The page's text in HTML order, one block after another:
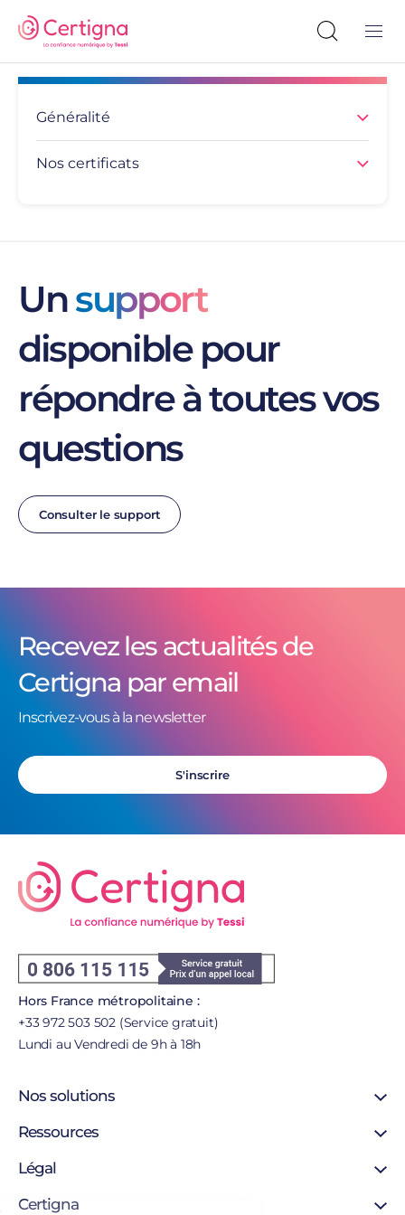
Généralité
Nos certificats
Unsupport
disponible pour
répondre à toutes vos
questions
Consulter le support
Recevez les actualités de
Certigna par email
Inscrivez-vous à la newsletter
S'inscrire
Hors France métropolitaine :
+33 972 503 502 (Service gratuit)
Lundi au Vendredi de 9h à 18h
Nos solutions
Signature en ligne
Certificat personne morale
Certigna Horodatage
Ressources
Support
Blog
Légal
Mentions légales
Certigna